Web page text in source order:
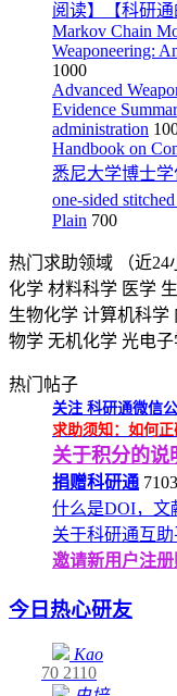
阅读】【科研通
Markov Chain
Weaponeering:
1000
Advanced
Evidence
administration
Handbook on
悉尼大学博士学
one-sided
Plain 700
热门求助领域
（近24
化学 材料科学 医学
生物化学 计算机科学
物学 无机化学 光电子
热门帖子
关注 科研通微信
求助须知：如何正
关于积分的说
捐赠科研通
什么是DOI，文
关于科研通互
邀请新用户注
今日热心研友
Kao
70 2110